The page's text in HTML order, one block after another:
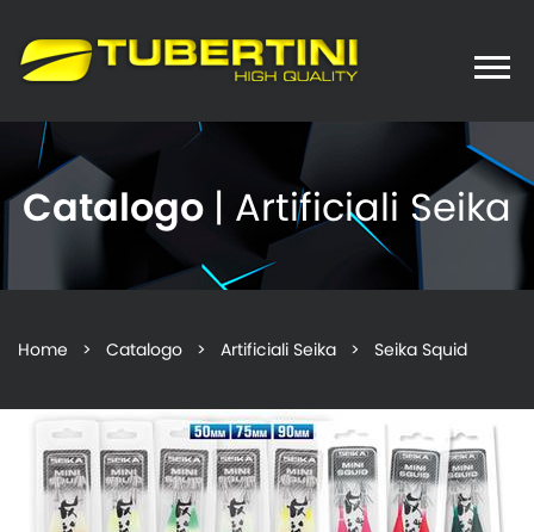
Toggle
Catalogo | Artificiali Seika
Home > Catalogo > Artificiali Seika > Seika Squid